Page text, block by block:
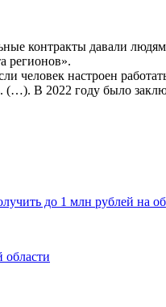
контракты давали людям
регионов».
человек настроен
(…). В 2022 году было
до 1 млн рублей на